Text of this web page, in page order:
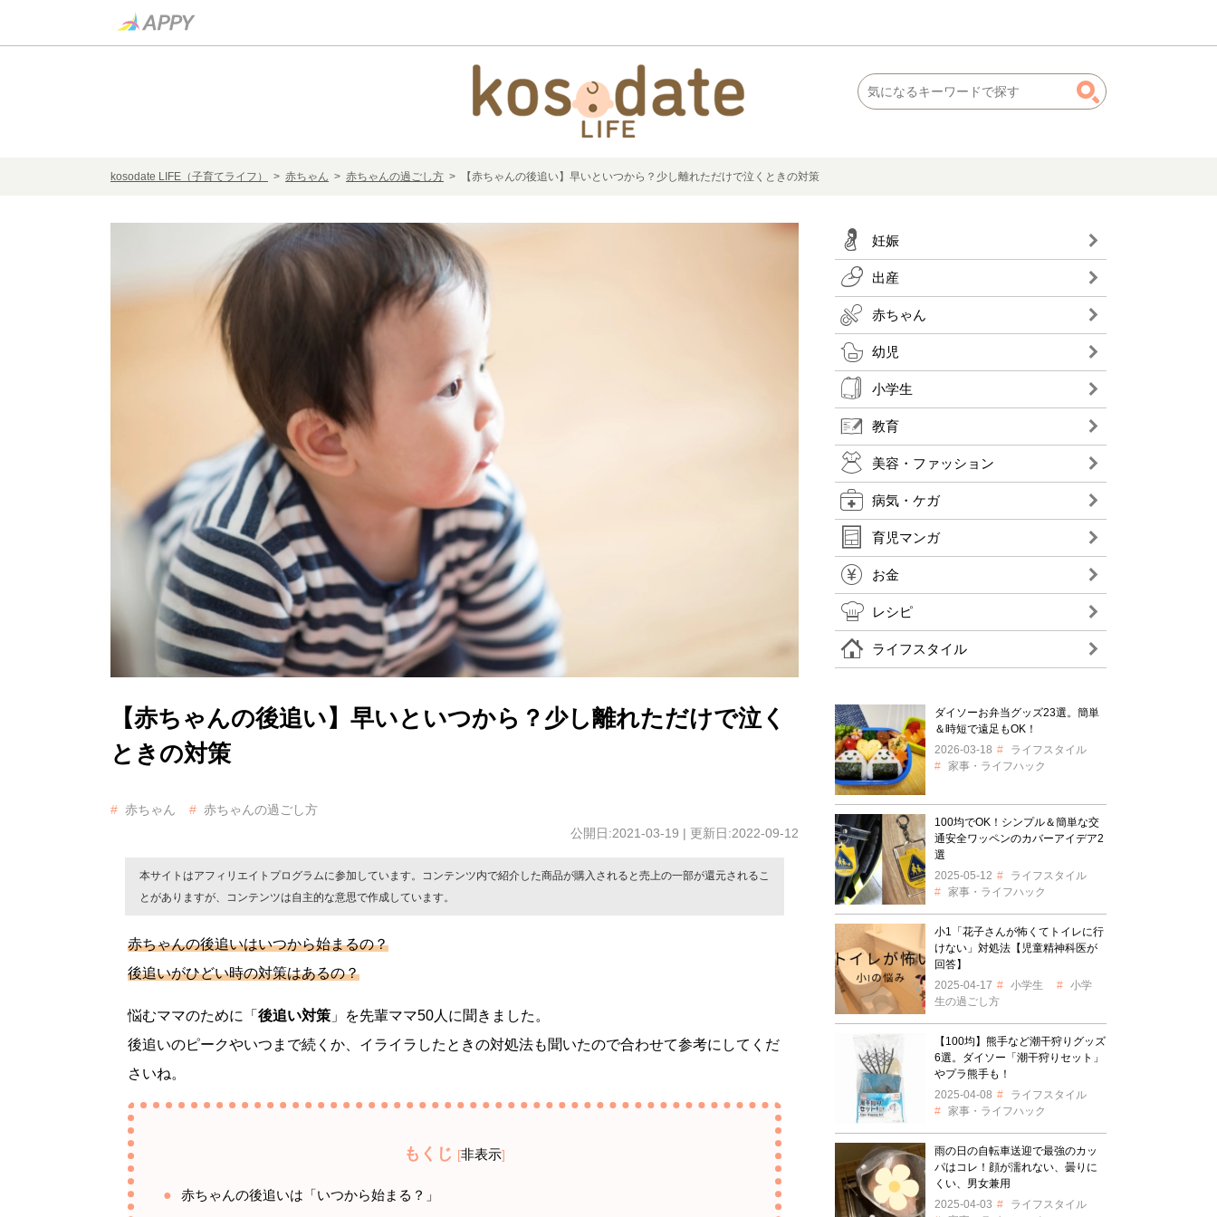
kosodate LIFE（子育てライフ） > 赤ちゃん > 赤ちゃんの過ごし方 > 【赤ちゃんの後追い】早いといつから？少し離れただけで泣くときの対策
【赤ちゃんの後追い】早いといつから？少し離れただけで泣く
ときの対策
赤ちゃん
赤ちゃんの過ごし方
公開日:2021-03-19 | 更新日:2022-09-12
本サイトはアフィリエイトプログラムに参加しています。コンテンツ内で紹介した商品が購入されると売上の一部が還元されるこ
とがありますが、コンテンツは自主的な意思で作成しています。
赤ちゃんの後追いはいつから始まるの？
後追いがひどい時の対策はあるの？
悩むママのために「 後追い対策 」を先輩ママ50人に聞きました。
後追いのピークやいつまで続くか、イライラしたときの対処法も聞いたので合わせて参考にしてくだ
さいね。
もくじ [非表示]
赤ちゃんの後追いは「いつから始まる？」
妊娠
出産
赤ちゃん
幼児
小学生
教育
美容・ファッション
病気・ケガ
育児マンガ
お金
レシピ
ライフスタイル
ダイソーお弁当グッズ23選。簡単
＆時短で遠足もOK！
2026-03-18
ライフスタイル
家事・ライフハック
100均でOK！シンプル＆簡単な交
通安全ワッペンのカバーアイデア2
選
2025-05-12
ライフスタイル
家事・ライフハック
小1「花子さんが怖くてトイレに行
けない」対処法【児童精神科医が
回答】
2025-04-17
小学生
小学
生の過ごし方
【100均】熊手など潮干狩りグッズ
6選。ダイソー「潮干狩りセット」
やプラ熊手も！
2025-04-08
ライフスタイル
家事・ライフハック
雨の日の自転車送迎で最強のカッ
パはコレ！顔が濡れない、曇りに
くい、男女兼用
2025-04-03
ライフスタイル